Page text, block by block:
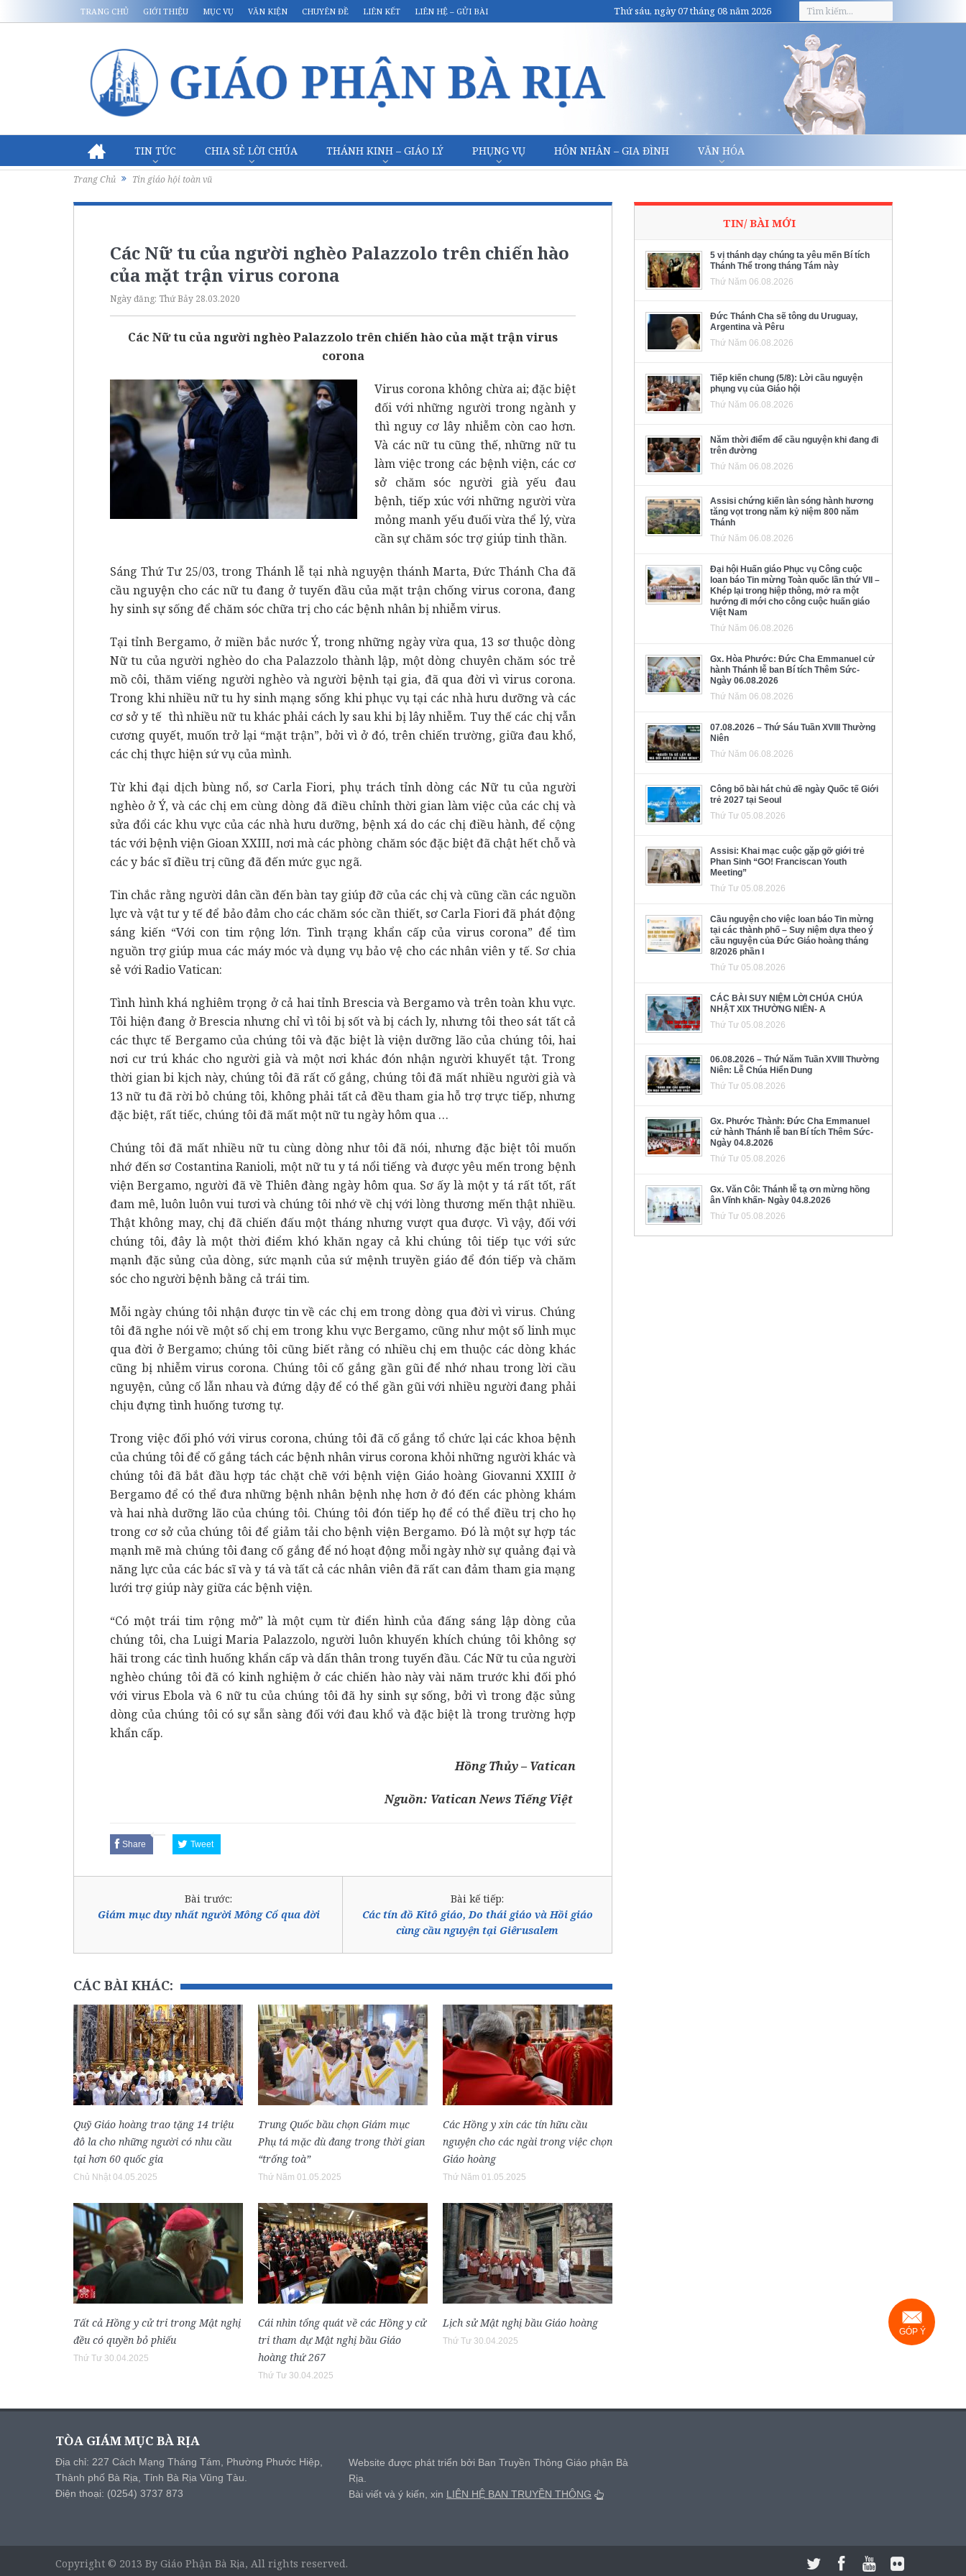
TRANG CHỦ GIỚI THIỆU MỤC VỤ VĂN KIỆN CHUYÊN ĐỀ LIÊN KẾT LIÊN HỆ – GỬI BÀI Thứ sáu, ngày 07 tháng 08 năm 2026
TIN TỨC CHIA SẺ LỜI CHÚA THÁNH KINH – GIÁO LÝ PHỤNG VỤ HÔN NHÂN – GIA ĐÌNH VĂN HÓA
Trang Chủ Tin giáo hội toàn vũ
Các Nữ tu của người nghèo Palazzolo trên chiến hào
của mặt trận virus corona
Ngày đăng: Thứ Bảy 28.03.2020
Các Nữ tu của người nghèo Palazzolo trên chiến hào của mặt trận virus
corona
Virus corona không chừa ai; đặc biệt
đối với những người trong ngành y
thì nguy cơ lây nhiễm còn cao hơn.
Và các nữ tu cũng thế, những nữ tu
làm việc trong các bệnh viện, các cơ
sở chăm sóc người già yếu đau
bệnh, tiếp xúc với những người vừa
mỏng manh yếu đuối vừa thể lý, vừa
cần sự chăm sóc trợ giúp tinh thần.
Sáng Thứ Tư 25/03, trong Thánh lễ tại nhà nguyện thánh Marta, Đức Thánh Cha đã
cầu nguyện cho các nữ tu đang ở tuyến đầu của mặt trận chống virus corona, đang
hy sinh sự sống để chăm sóc chữa trị cho các bệnh nhân bị nhiễm virus.
Tại tỉnh Bergamo, ở miền bắc nước Ý, trong những ngày vừa qua, 13 sơ thuộc dòng
Nữ tu của người nghèo do cha Palazzolo thành lập, một dòng chuyên chăm sóc trẻ
mồ côi, thăm viếng người nghèo và người bệnh tại gia, đã qua đời vì virus corona.
Trong khi nhiều nữ tu hy sinh mạng sống khi phục vụ tại các nhà hưu dưỡng và các
cơ sở y tế thì nhiều nữ tu khác phải cách ly sau khi bị lây nhiễm. Tuy thế các chị vẫn
cương quyết, muốn trở lại “mặt trận”, bởi vì ở đó, trên chiến trường, giữa đau khổ,
các chị thực hiện sứ vụ của mình.
Từ khi đại dịch bùng nổ, sơ Carla Fiori, phụ trách tỉnh dòng các Nữ tu của người
nghèo ở Ý, và các chị em cùng dòng đã điều chỉnh thời gian làm việc của các chị và
sửa đổi các khu vực của các nhà hưu dưỡng, bệnh xá do các chị điều hành, để cộng
tác với bệnh viện Gioan XXIII, nơi mà các phòng chăm sóc đặc biệt đã chật hết chỗ và
các y bác sĩ điều trị cũng đã đến mức gục ngã.
Tin chắc rằng người dân cần đến bàn tay giúp đỡ của các chị và cũng cần các nguồn
lực và vật tư y tế để bảo đảm cho các chăm sóc cần thiết, sơ Carla Fiori đã phát động
sáng kiến “Với con tim rộng lớn. Tình trạng khẩn cấp của virus corona” để tìm
nguồn trợ giúp mua các máy móc và dụng vụ bảo vệ cho các nhân viên y tế. Sơ chia
sẻ với Radio Vatican:
Tình hình khá nghiêm trọng ở cả hai tỉnh Brescia và Bergamo và trên toàn khu vực.
Tôi hiện đang ở Brescia nhưng chỉ vì tôi bị sốt và bị cách ly, nhưng tôi theo sát tất cả
các thực tế Bergamo của chúng tôi và đặc biệt là viện dưỡng lão của chúng tôi, hai
nơi cư trú khác cho người già và một nơi khác đón nhận người khuyết tật. Trong
thời gian bi kịch này, chúng tôi đã rất cố gắng, chúng tôi đã mất nhiều người già và
13 nữ tu đã rời bỏ chúng tôi, không phải tất cả đều tham gia hỗ trợ trực tiếp, nhưng
đặc biệt, rất tiếc, chúng tôi đã mất một nữ tu ngày hôm qua …
Chúng tôi đã mất nhiều nữ tu cùng dòng như tôi đã nói, nhưng đặc biệt tôi muốn
nhớ đến sơ Costantina Ranioli, một nữ tu y tá nổi tiếng và được yêu mến trong bệnh
viện Bergamo, người đã về Thiên đàng ngày hôm qua. Sơ ấy là một y tá rất tốt, rất
đam mê, luôn luôn vui tươi và chúng tôi nhớ về chị với lòng thương mến thật nhiều.
Thật không may, chị đã chiến đấu một tháng nhưng vượt qua được. Vì vậy, đối với
chúng tôi, đây là một thời điểm khó khăn ngay cả khi chúng tôi tiếp tục với sức
mạnh đặc sủng của dòng, sức mạnh của sứ mệnh truyền giáo để đón tiếp và chăm
sóc cho người bệnh bằng cả trái tim.
Mỗi ngày chúng tôi nhận được tin về các chị em trong dòng qua đời vì virus. Chúng
tôi đã nghe nói về một số chị em trong khu vực Bergamo, cũng như một số linh mục
qua đời ở Bergamo; chúng tôi cũng biết rằng có nhiều chị em thuộc các dòng khác
cũng bị nhiễm virus corona. Chúng tôi cố gắng gần gũi để nhớ nhau trong lời cầu
nguyện, củng cố lẫn nhau và đứng dậy để có thể gần gũi với nhiều người đang phải
chịu đựng tình huống tương tự.
Trong việc đối phó với virus corona, chúng tôi đã cố gắng tổ chức lại các khoa bệnh
của chúng tôi để cố gắng tách các bệnh nhân virus corona khỏi những người khác và
chúng tôi đã bắt đầu hợp tác chặt chẽ với bệnh viện Giáo hoàng Giovanni XXIII ở
Bergamo để có thể đưa những bệnh nhân bệnh nhẹ hơn ở đó đến các phòng khám
và hai nhà dưỡng lão của chúng tôi. Chúng tôi đón tiếp họ để có thể điều trị cho họ
trong cơ sở của chúng tôi để giảm tải cho bệnh viện Bergamo. Đó là một sự hợp tác
mạnh mẽ mà chúng tôi đang cố gắng để nó hoạt động mỗi ngày nhờ sự quảng đại và
năng lực của các bác sĩ và y tá và tất cả các nhân viên đã rất can đảm tham gia mạng
lưới trợ giúp này giữa các bệnh viện.
“Có một trái tim rộng mở” là một cụm từ điển hình của đấng sáng lập dòng của
chúng tôi, cha Luigi Maria Palazzolo, người luôn khuyến khích chúng tôi không sợ
hãi trong các tình huống khẩn cấp và dấn thân trong tuyến đầu. Các Nữ tu của người
nghèo chúng tôi đã có kinh nghiệm ở các chiến hào này vài năm trước khi đối phó
với virus Ebola và 6 nữ tu của chúng tôi đã hy sinh sự sống, bởi vì trong đặc sủng
dòng của chúng tôi có sự sẵn sàng đối với đau khổ và đặc biệt là trong trường hợp
khẩn cấp.
Hồng Thủy – Vatican
Nguồn: Vatican News Tiếng Việt
Share Tweet
Bài trước:
Giám mục duy nhất người Mông Cổ qua đời
Bài kế tiếp:
Các tín đồ Kitô giáo, Do thái giáo và Hồi giáo
cùng cầu nguyện tại Giêrusalem
CÁC BÀI KHÁC:
Quỹ Giáo hoàng trao tặng 14 triệu
đô la cho những người có nhu cầu
tại hơn 60 quốc gia
Chủ Nhật 04.05.2025
Trung Quốc bầu chọn Giám mục
Phụ tá mặc dù đang trong thời gian
“trống toà”
Thứ Năm 01.05.2025
Các Hồng y xin các tín hữu cầu
nguyện cho các ngài trong việc chọn
Giáo hoàng
Thứ Năm 01.05.2025
Tất cả Hồng y cử tri trong Mật nghị
đều có quyền bỏ phiếu
Thứ Tư 30.04.2025
Cái nhìn tổng quát về các Hồng y cử
tri tham dự Mật nghị bầu Giáo
hoàng thứ 267
Thứ Tư 30.04.2025
Lịch sử Mật nghị bầu Giáo hoàng
Thứ Tư 30.04.2025
TIN/ BÀI MỚI
5 vị thánh dạy chúng ta yêu mến Bí tích
Thánh Thể trong tháng Tám này
Thứ Năm 06.08.2026
Đức Thánh Cha sẽ tông du Uruguay,
Argentina và Pêru
Thứ Năm 06.08.2026
Tiếp kiến chung (5/8): Lời cầu nguyện
phụng vụ của Giáo hội
Thứ Năm 06.08.2026
Năm thời điểm để cầu nguyện khi đang đi
trên đường
Thứ Năm 06.08.2026
Assisi chứng kiến làn sóng hành hương
tăng vọt trong năm kỷ niệm 800 năm
Thánh
Thứ Năm 06.08.2026
Đại hội Huấn giáo Phục vụ Công cuộc
loan báo Tin mừng Toàn quốc lần thứ VII –
Khép lại trong hiệp thông, mở ra một
hướng đi mới cho công cuộc huấn giáo
Việt Nam
Thứ Năm 06.08.2026
Gx. Hòa Phước: Đức Cha Emmanuel cử
hành Thánh lễ ban Bí tích Thêm Sức-
Ngày 06.08.2026
Thứ Năm 06.08.2026
07.08.2026 – Thứ Sáu Tuần XVIII Thường
Niên
Thứ Năm 06.08.2026
Công bố bài hát chủ đề ngày Quốc tế Giới
trẻ 2027 tại Seoul
Thứ Tư 05.08.2026
Assisi: Khai mạc cuộc gặp gỡ giới trẻ
Phan Sinh “GO! Franciscan Youth
Meeting”
Thứ Tư 05.08.2026
Cầu nguyện cho việc loan báo Tin mừng
tại các thành phố – Suy niệm dựa theo ý
cầu nguyện của Đức Giáo hoàng tháng
8/2026 phần I
Thứ Tư 05.08.2026
CÁC BÀI SUY NIỆM LỜI CHÚA CHÚA
NHẬT XIX THƯỜNG NIÊN- A
Thứ Tư 05.08.2026
06.08.2026 – Thứ Năm Tuần XVIII Thường
Niên: Lễ Chúa Hiển Dung
Thứ Tư 05.08.2026
Gx. Phước Thành: Đức Cha Emmanuel
cử hành Thánh lễ ban Bí tích Thêm Sức-
Ngày 04.8.2026
Thứ Tư 05.08.2026
Gx. Văn Côi: Thánh lễ tạ ơn mừng hồng
ân Vĩnh khấn- Ngày 04.8.2026
Thứ Tư 05.08.2026
TÒA GIÁM MỤC BÀ RỊA
Địa chỉ: 227 Cách Mạng Tháng Tám, Phường Phước Hiệp,
Thành phố Bà Rịa, Tỉnh Bà Rịa Vũng Tàu.
Điện thoại: (0254) 3737 873
Website được phát triển bởi Ban Truyền Thông Giáo phận Bà
Rịa.
Bài viết và ý kiến, xin LIÊN HỆ BAN TRUYỀN THÔNG
Copyright © 2013 By Giáo Phận Bà Rịa, All rights reserved.
GÓP Ý